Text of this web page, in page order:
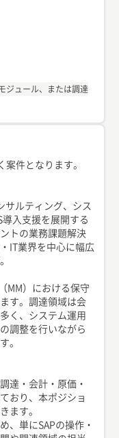
ジュール、または調達
件となります。
サルティング、シス
入支援を展開する
トの業務課題解決
IT業界を中心に幅広
MM）における保守
す。調達領域は会
く、システム運用
調整を行いながら
。
達・会計・原価・
おり、本ポジショ
ます。
、単にSAPの操作・